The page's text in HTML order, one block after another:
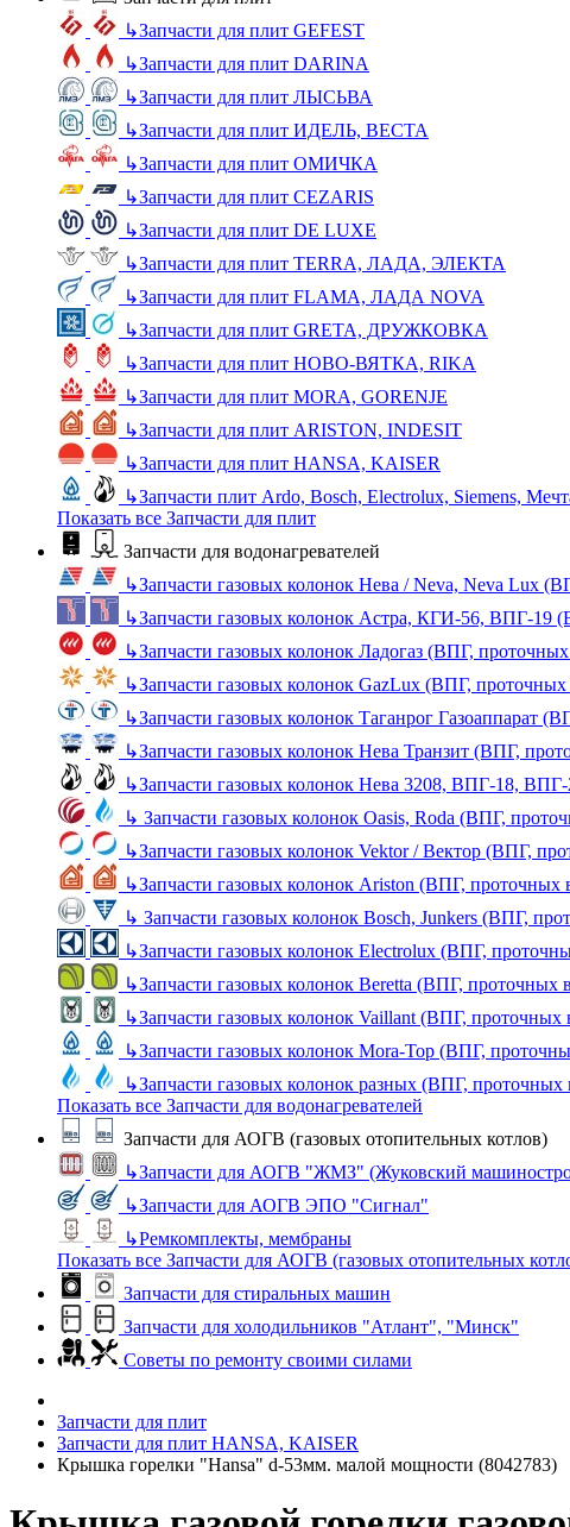
↳Запчасти для плит GEFEST
↳Запчасти для плит DARINA
↳Запчасти для плит ЛЫСЬВА
↳Запчасти для плит ИДЕЛЬ, ВЕСТА
↳Запчасти для плит ОМИЧКА
↳Запчасти для плит CEZARIS
↳Запчасти для плит DE LUXE
↳Запчасти для плит TERRA, ЛАДА, ЭЛЕКТА
↳Запчасти для плит FLAMA, ЛАДА NOVA
↳Запчасти для плит GRETA, ДРУЖКОВКА
↳Запчасти для плит НОВО-ВЯТКА, RIKA
↳Запчасти для плит MORA, GORENJE
↳Запчасти для плит ARISTON, INDESIT
↳Запчасти для плит HANSA, KAISER
↳Запчасти плит Ardo, Bosch, Electrolux, Siemens,
Показать все Запчасти для плит
Запчасти для водонагревателей
↳Запчасти газовых колонок Нева / Neva, Neva Lux
↳Запчасти газовых колонок Астра, КГИ-56, ВПГ-19
↳Запчасти газовых колонок Ладогаз (ВПГ, проточных
↳Запчасти газовых колонок GazLux (ВПГ, проточных
↳Запчасти газовых колонок Таганрог Газоаппарат
↳Запчасти газовых колонок Нева Транзит (ВПГ,
↳Запчасти газовых колонок Нева 3208, ВПГ-18,
↳ Запчасти газовых колонок Oasis, Roda (ВПГ,
↳Запчасти газовых колонок Vektor / Вектор (ВПГ,
↳Запчасти газовых колонок Ariston (ВПГ, проточных
↳ Запчасти газовых колонок Bosch, Junkers (ВПГ,
↳Запчасти газовых колонок Electrolux (ВПГ,
↳Запчасти газовых колонок Beretta (ВПГ, проточных
↳Запчасти газовых колонок Vaillant (ВПГ, проточных
↳Запчасти газовых колонок Mora-Top (ВПГ,
↳Запчасти газовых колонок разных (ВПГ, проточных
Показать все Запчасти для водонагревателей
Запчасти для АОГВ (газовых отопительных котлов)
↳Запчасти для АОГВ "ЖМЗ" (Жуковский
↳Запчасти для АОГВ ЭПО "Сигнал"
↳Ремкомплекты, мембраны
Показать все Запчасти для АОГВ (газовых отопительных
Запчасти для стиральных машин
Запчасти для холодильников "Атлант", "Минск"
Советы по ремонту своими силами
Запчасти для плит
Запчасти для плит HANSA, KAISER
Крышка горелки "Hansa" d-53мм. малой мощности (8042783)